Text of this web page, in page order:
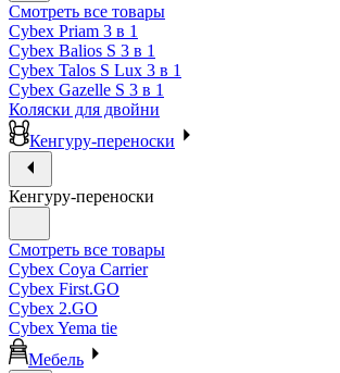
Смотреть все товары
Cybex Priam 3 в 1
Cybex Balios S 3 в 1
Cybex Talos S Lux 3 в 1
Cybex Gazelle S 3 в 1
Коляски для двойни
Кенгуру-переноски
Кенгуру-переноски
Смотреть все товары
Cybex Coya Carrier
Cybex First.GO
Cybex 2.GO
Cybex Yema tie
Мебель